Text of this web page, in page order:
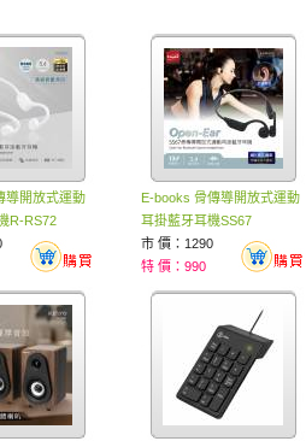
導開放式運動
R-RS72
E-books 骨傳導開放式運動
耳掛藍牙耳機SS67
市 價：1290
特 價：990